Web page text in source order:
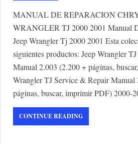
MANUAL DE REPARACION
WRANGLER TJ 2000 2001 Manual
Jeep Wrangler Tj 2000 2001 Esta
siguientes productos: Jeep Wrangler
Manual 2.003 (2.200 + páginas,
Wrangler TJ Service & Repair
páginas, buscar, imprimir PDF) 2000-
CONTINUE READING